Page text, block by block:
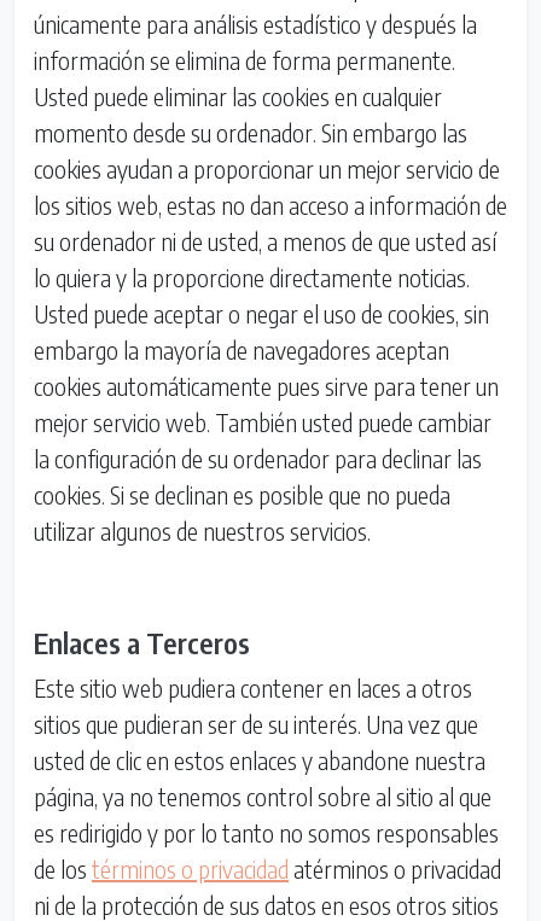
únicamente para análisis estadístico y después la
información se elimina de forma permanente.
Usted puede eliminar las cookies en cualquier
momento desde su ordenador. Sin embargo las
cookies ayudan a proporcionar un mejor servicio de
los sitios web, estas no dan acceso a información de
su ordenador ni de usted, a menos de que usted así
lo quiera y la proporcione directamente noticias.
Usted puede aceptar o negar el uso de cookies, sin
embargo la mayoría de navegadores aceptan
cookies automáticamente pues sirve para tener un
mejor servicio web. También usted puede cambiar
la configuración de su ordenador para declinar las
cookies. Si se declinan es posible que no pueda
utilizar algunos de nuestros servicios.
Enlaces a Terceros
Este sitio web pudiera contener en laces a otros
sitios que pudieran ser de su interés. Una vez que
usted de clic en estos enlaces y abandone nuestra
página, ya no tenemos control sobre al sitio al que
es redirigido y por lo tanto no somos responsables
de los términos o privacidad atérminos o privacidad
ni de la protección de sus datos en esos otros sitios